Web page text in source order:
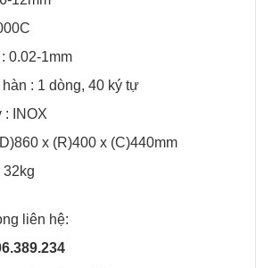
0.02-1mm
: 1 dòng, 40 ký tự
: INOX
x (R)400 x (C)440mm
32kg
liên hệ: